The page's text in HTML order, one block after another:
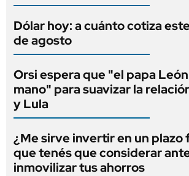
Dólar hoy: a cuánto cotiza
de agosto
Orsi espera que "el papa
mano" para suavizar la
y Lula
¿Me sirve invertir en un plazo
que tenés que considerar
inmovilizar tus ahorros